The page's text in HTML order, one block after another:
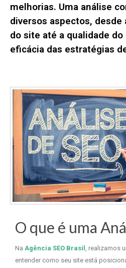
melhorias. Uma análise
diversos aspectos,
do site até a qualidade
eficácia das estratégias
O que é uma
Na Agência SEO Brasil , realizamos
entender como seu site está